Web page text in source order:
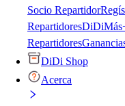
Socio Repartidor
Repartidores
Repartidores
DiDi Shop
Acerca